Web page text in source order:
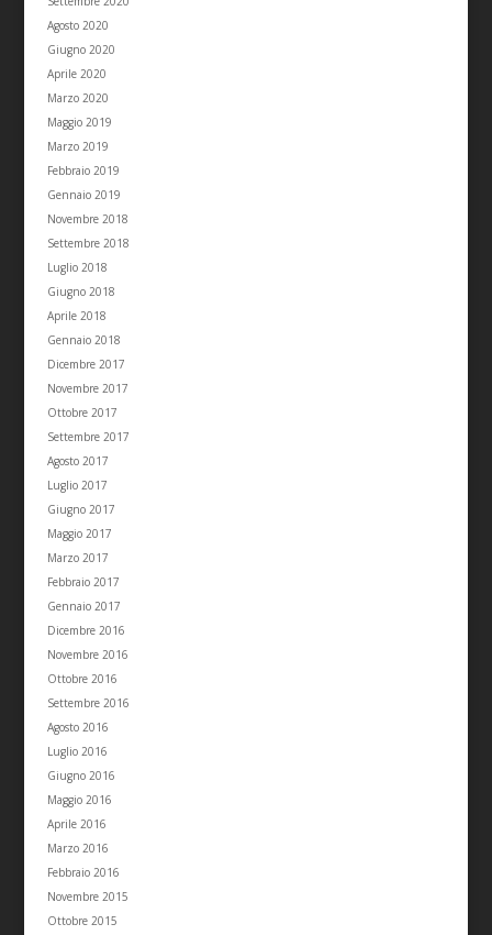
Agosto 2020
Giugno 2020
Aprile 2020
Marzo 2020
Maggio 2019
Marzo 2019
Febbraio 2019
Gennaio 2019
Novembre 2018
Settembre 2018
Luglio 2018
Giugno 2018
Aprile 2018
Gennaio 2018
Dicembre 2017
Novembre 2017
Ottobre 2017
Settembre 2017
Agosto 2017
Luglio 2017
Giugno 2017
Maggio 2017
Marzo 2017
Febbraio 2017
Gennaio 2017
Dicembre 2016
Novembre 2016
Ottobre 2016
Settembre 2016
Agosto 2016
Luglio 2016
Giugno 2016
Maggio 2016
Aprile 2016
Marzo 2016
Febbraio 2016
Novembre 2015
Ottobre 2015